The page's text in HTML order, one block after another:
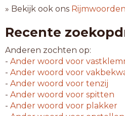
» Bekijk ook ons
Recente
Anderen zochten op:
- Ander woord voor
- Ander woord voor
- Ander woord voor tenzij
- Ander woord voor spitten
- Ander woord voor plakker